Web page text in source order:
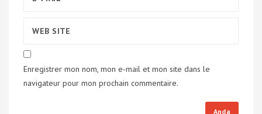
Enregistrer mon nom, mon e-mail et mon site dans le
navigateur pour mon prochain commentaire.